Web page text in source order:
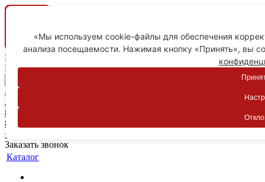
Ваш город
Пятигорск
Личный кабинет
8-800-775-59-89
8-800-775-59-89
+7 918 754-83-77
Заказать звонок
Каталог
«Мы используем cookie-файлы для обеспечения
анализа посещаемости. Нажимая кнопку «Принять», вы